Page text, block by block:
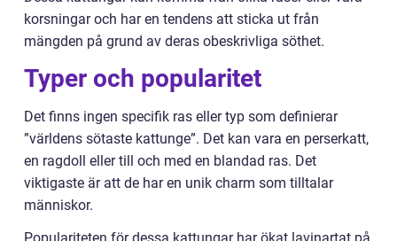
korsningar och har en tendens att sticka ut från
mängden på grund av deras obeskrivliga söthet.
Typer och popularitet
Det finns ingen specifik ras eller typ som definierar
”världens sötaste kattunge”. Det kan vara en perserkatt,
en ragdoll eller till och med en blandad ras. Det
viktigaste är att de har en unik charm som tilltalar
människor.